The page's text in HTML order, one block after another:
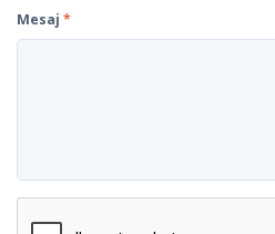
Mesaj *